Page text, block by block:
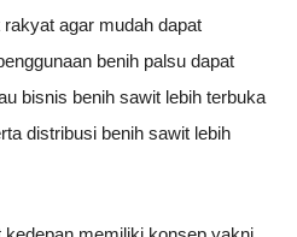
agar mudah dapat
benih palsu dapat
bisnis benih sawit lebih terbuka
distribusi benih sawit lebih